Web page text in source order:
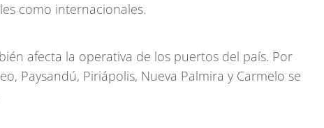
como internacionales.
afecta la operativa de los puertos del país. Por
Paysandú, Piriápolis, Nueva Palmira y Carmelo se